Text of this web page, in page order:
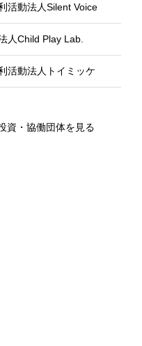
活動法人Silent Voice
人Child Play Lab.
活動法人トイミッケ
資・協働団体を見る